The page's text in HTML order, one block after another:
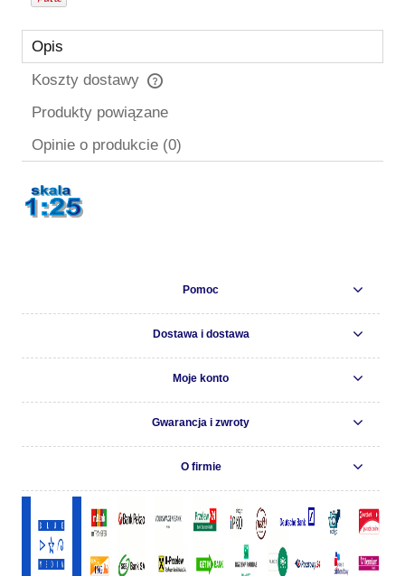
Opis
Koszty dostawy
Cena nie zawiera ewentualnych kosztów płatności
Produkty powiązane
Opinie o produkcie (0)
Pomoc
Dostawa i dostawa
Moje konto
Gwarancja i zwroty
O firmie